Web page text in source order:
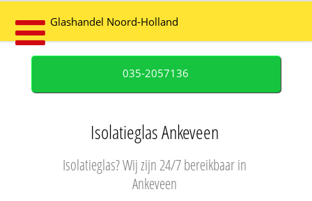
Glashandel Noord-Holland
035-2057136
Isolatieglas Ankeveen
Isolatieglas? Wij zijn 24/7 bereikbaar in
Ankeveen